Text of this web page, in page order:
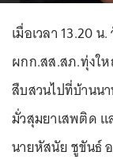
เมื่อเวลา 13.20
ผกก.สส.สภ.ทุ่งใ
สืบสวนไปที่บ้านน
มั่วสุมยาเสพติด
นายหัสนัย ชูขันธ์